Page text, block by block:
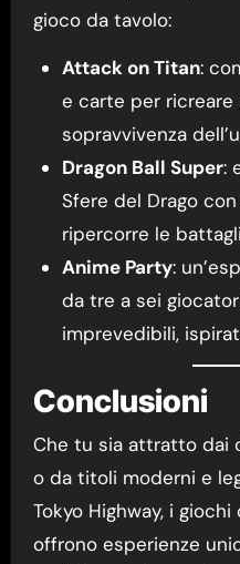
gioco da tavolo:
Attack on Titan:
e carte per ricreare
sopravvivenza
Dragon Ball Super:
Sfere del Drago
ripercorre le
Anime Party:
da tre a sei
imprevedibili,
Conclusioni
Che tu sia attratto dai
o da titoli moderni e
Tokyo Highway, i
offrono esperienze